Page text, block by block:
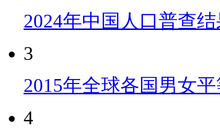
2024年中国人口普查
3
2015年全球各国男女
4